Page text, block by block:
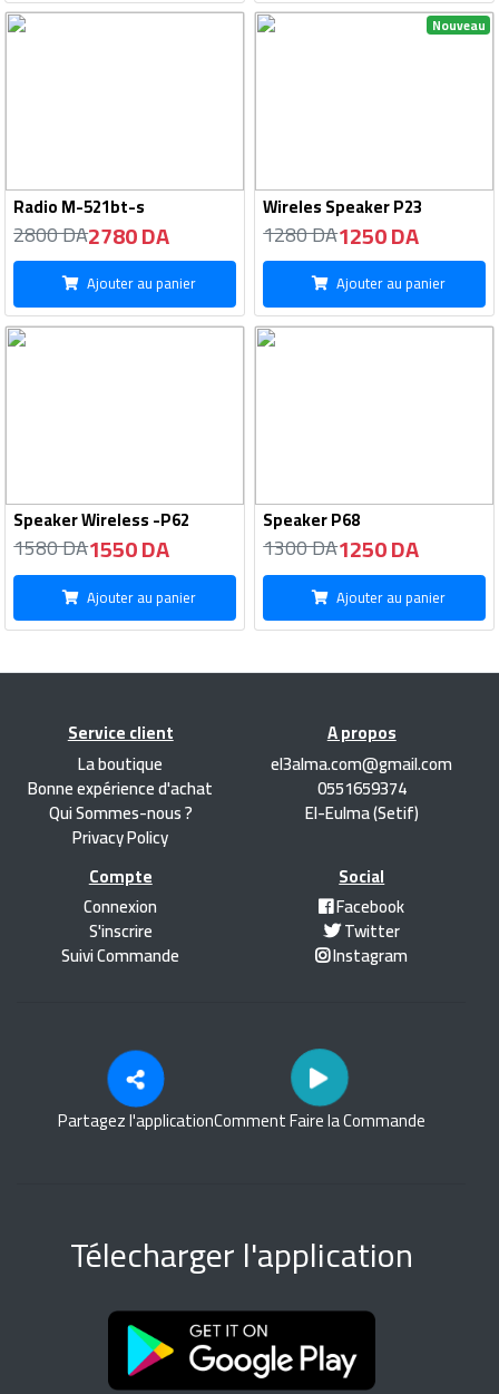
Radio M-521bt-s
2800 DA2780 DA
Ajouter au panier
Nouveau
Wireles Speaker P23
1280 DA1250 DA
Ajouter au panier
Speaker Wireless -P62
1580 DA1550 DA
Ajouter au panier
Speaker P68
1300 DA1250 DA
Ajouter au panier
Service client
La boutique
Bonne expérience d'achat
Qui Sommes-nous ?
Privacy Policy
A propos
el3alma.com@gmail.com
0551659374
El-Eulma (Setif)
Compte
Connexion
S'inscrire
Suivi Commande
Social
Facebook
Twitter
Instagram
Partagez l'applicationComment Faire la Commande
Télecharger l'application